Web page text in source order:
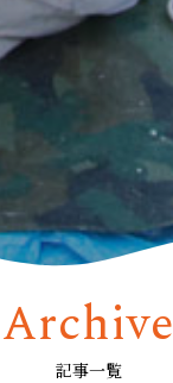
Archive
記事一覧